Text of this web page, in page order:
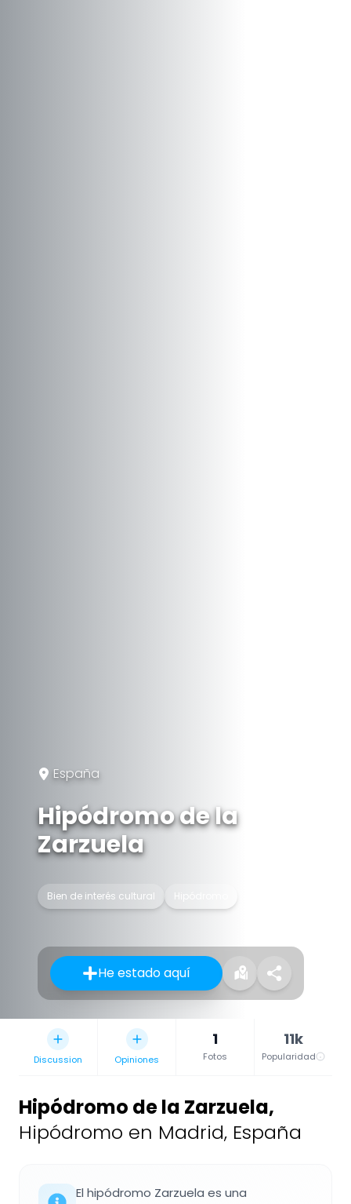
España
Hipódromo de la
Zarzuela
Bien de interés cultural Hipódromo
He estado aquí
Discussion Opiniones
1
Fotos
11k
Popularidad
Hipódromo de la Zarzuela,
Hipódromo en Madrid, España
El hipódromo Zarzuela es una